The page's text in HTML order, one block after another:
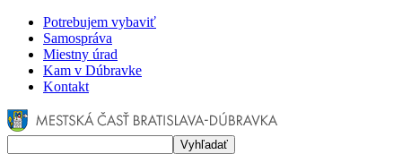
Potrebujem vybaviť
Samospráva
Miestny úrad
Kam v Dúbravke
Kontakt